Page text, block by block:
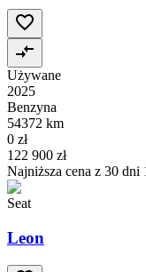
Używane
2025
Benzyna
54372 km
0 zł
122 900 zł
Najniższa cena z 30 dni
Seat
Leon